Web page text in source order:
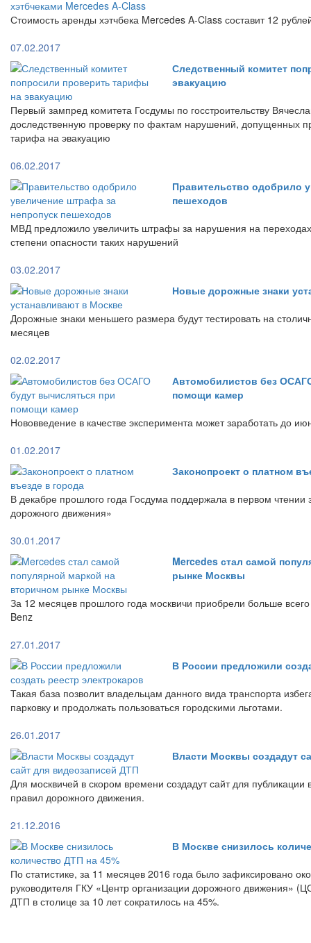
Стоимость аренды хэтчбека Mercedes A-Class составит 12
07.02.2017
Следственный комитет
эвакуацию
Первый зампред комитета Госдумы по госстроительству
доследственную проверку по фактам нарушений, допущенных
тарифа на эвакуацию
06.02.2017
Правительство одобрило
пешеходов
МВД предложило увеличить штрафы за нарушения на
степени опасности таких нарушений
03.02.2017
Новые дорожные знаки
Дорожные знаки меньшего размера будут тестировать на
месяцев
02.02.2017
Автомобилистов без
помощи камер
Нововведение в качестве эксперимента может заработать до
01.02.2017
Законопроект о платном
В декабре прошлого года Госдума поддержала в первом чтении
дорожного движения»
30.01.2017
Mercedes стал самой
рынке Москвы
За 12 месяцев прошлого года москвичи приобрели больше
Benz
27.01.2017
В России предложили
Такая база позволит владельцам данного вида транспорта
парковку и продолжать пользоваться городскими льготами.
26.01.2017
Власти Москвы создадут
Для москвичей в скором времени создадут сайт для
правил дорожного движения.
21.12.2016
В Москве снизилось
По статистике, за 11 месяцев 2016 года было зафиксировано
руководителя ГКУ «Центр организации дорожного движения»
ДТП в столице за 10 лет сократилось на 45%.